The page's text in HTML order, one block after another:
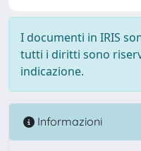
I documenti in IRIS
tutti i diritti sono
indicazione.
Informazioni